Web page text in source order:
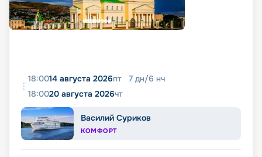
18:0014 августа 2026пт 7 дн/6 нч
18:0020 августа 2026чт
Василий Суриков
КОМФОРТ